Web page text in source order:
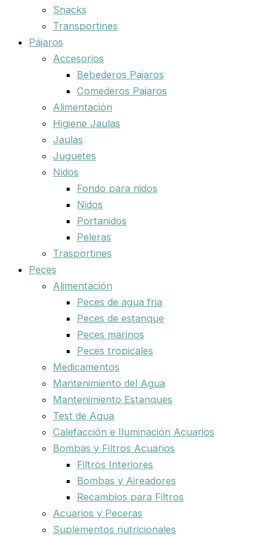
Snacks
Transportines
Pájaros
Accesorios
Bebederos Pajaros
Comederos Pajaros
Alimentación
Higiene Jaulas
Jaulas
Juguetes
Nidos
Fondo para nidos
Nidos
Portanidos
Peleras
Trasportines
Peces
Alimentación
Peces de agua fria
Peces de estanque
Peces marinos
Peces tropicales
Medicamentos
Mantenimiento del Agua
Mantenimiento Estanques
Test de Agua
Calefacción e Iluminación Acuarios
Bombas y Filtros Acuarios
Filtros Interiores
Bombas y Aireadores
Recambios para Filtros
Acuarios y Peceras
Suplementos nutricionales